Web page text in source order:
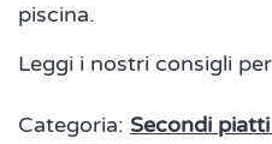
piscina.
Leggi i nostri consigli
Categoria: Secondi